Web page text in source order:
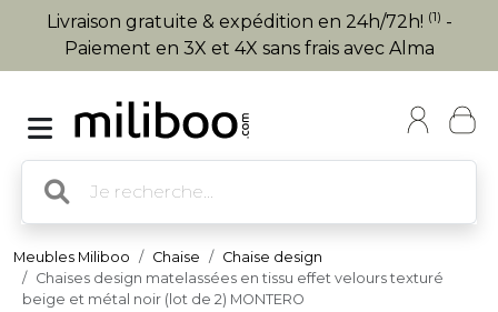
Livraison gratuite & expédition en 24h/72h! (1) -
Paiement en 3X et 4X sans frais avec Alma
Meubles Miliboo Chaise
Chaise design
Chaises design matelassées en tissu effet velours texturé
beige et métal noir (lot de 2) MONTERO